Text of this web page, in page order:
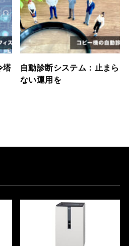
塔
自動診断システム：止まら
ない運用を